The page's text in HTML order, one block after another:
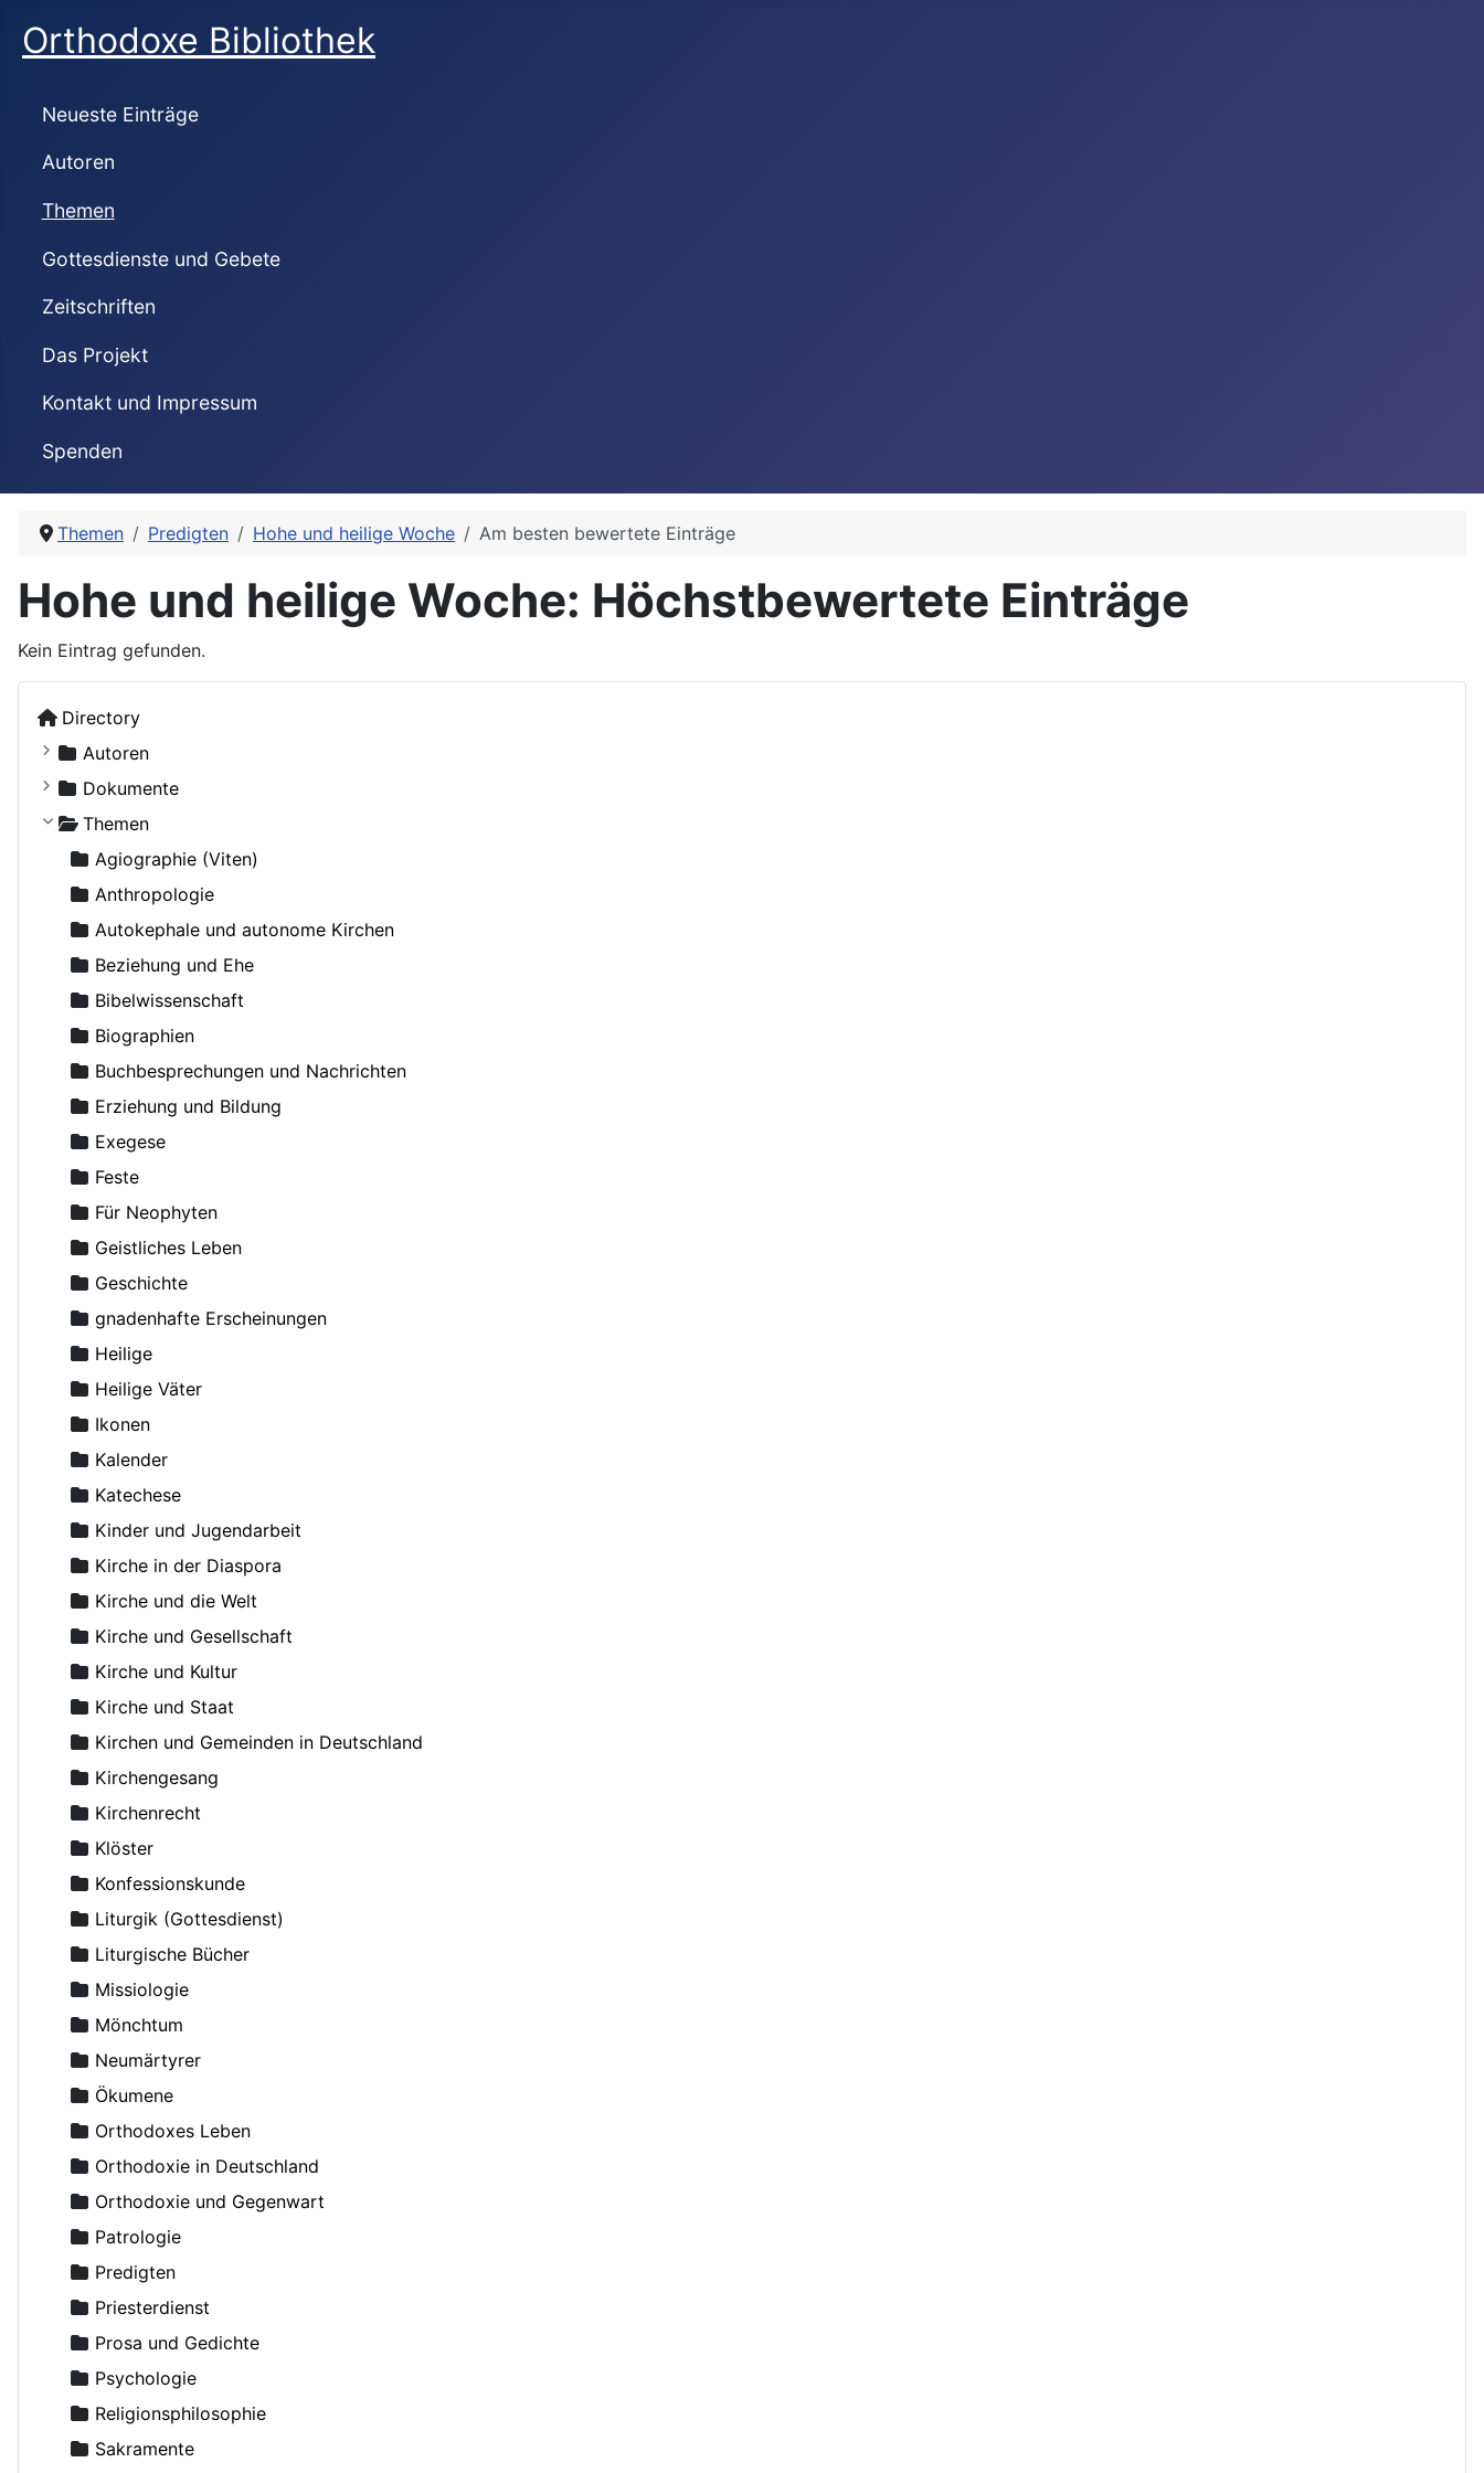
Orthodoxe Bibliothek
Neueste Einträge
Autoren
Themen
Gottesdienste und Gebete
Zeitschriften
Das Projekt
Kontakt und Impressum
Spenden
Directory
Autoren
Kostiuczuk, Jakub, Bischof von Białystok und Gdańsk
Ohne Autor
Adamenko, Natalya
Adrian (Pashin), Hegumen
Agapit (Belowidow), Schemaarchimandrit
Agapit, Bischof von Stuttgart
Aksjutschitz, Viktor
Alexander Schmorell, Märtyrer, Heiliger
Alexander, Erzbischof von Berlin und Deutschland
Alexij II (Ridiger), Patriarch von Moskau
Alexis (van der Mensbrugge), Erzbischof
Alexis (von Meudon), Bischof
Altmann, Rüdiger
Amfilohije (Radovic), Metropolit
Amvrosij (Pogodin), Archimandrit
Anastasius, Metropolit
Andreas von Kreta, Heiliger
Angelina, Nonne
Anghelescu, D.
Anikin, Constantin, Priester
Anthony (Antonij), Metropolit von Sourozh
Anthony (Bloom), Metropolit
Antonij (Chrapovickij), Metropolit
Antonij, Metropolit
Antonius der Große
Antonow, Konstantin, Dr.
Aranicki, Miloje S.
Arseni (Shadanowskij), Bischof
Arseniew, Nikolaus
Artemoff, Nikolai, Erzpriester
Aslanoff, Catherine
Asmussen, Hans, Dr.
Augustinos, Bischof von Elaia
Avdejev, Dmitry
Averky, Erzbischof
Axyonov, Igor, Erzpriester
Backhaus, Ambrosius, Erzpriester
Bakker Michael, Diakon
Balakhnin, Andrey, Diakon
Bashkirov, Vladimir, Erzpriester
Basilios (Grolimund), Archimandrit
Basilius der Große, Erleuchter
Bazarov, I.I., Erzpriester
Becker-Comes, Johannes
Beglov, Alexej
Behr־Sigel, Elisabeth
Benedict (Ghius), Archimandrit
Benevich, Grigory
Dokumente
Russische Orthodoxe Kirche
Russische Orthodoxe Kirche im Ausland
Themen
Agiographie (Viten)
Anthropologie
Autokephale und autonome Kirchen
Beziehung und Ehe
Bibelwissenschaft
Biographien
Buchbesprechungen und Nachrichten
Erziehung und Bildung
Exegese
Feste
Für Neophyten
Geistliches Leben
Geschichte
gnadenhafte Erscheinungen
Heilige
Heilige Väter
Ikonen
Kalender
Katechese
Kinder und Jugendarbeit
Kirche in der Diaspora
Kirche und die Welt
Kirche und Gesellschaft
Kirche und Kultur
Kirche und Staat
Kirchen und Gemeinden in Deutschland
Kirchengesang
Kirchenrecht
Klöster
Konfessionskunde
Liturgik (Gottesdienst)
Liturgische Bücher
Missiologie
Mönchtum
Neumärtyrer
Ökumene
Orthodoxes Leben
Orthodoxie in Deutschland
Orthodoxie und Gegenwart
Patrologie
Predigten
Priesterdienst
Prosa und Gedichte
Psychologie
Religionsphilosophie
Sakramente
Themen Predigten Hohe und heilige Woche Am besten bewertete Einträge
Hohe und heilige Woche: Höchstbewertete Einträge
Kein Eintrag gefunden.